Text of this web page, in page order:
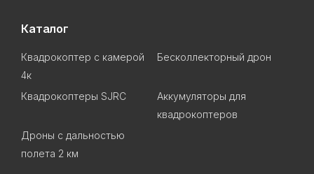
Каталог
Квадрокоптер с камерой
4к
Бесколлекторный дрон
Квадрокоптеры SJRC
Аккумуляторы для
квадрокоптеров
Дроны с дальностью
полета 2 км